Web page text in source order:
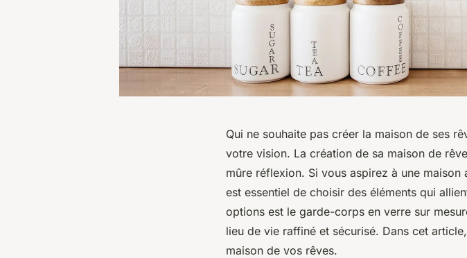
Qui ne souhaite pas créer la maison de ses
votre vision. La création de sa maison de
mûre réflexion. Si vous aspirez à une
est essentiel de choisir des éléments qui
options est le garde-corps en verre sur
lieu de vie raffiné et sécurisé. Dans cet
maison de vos rêves.